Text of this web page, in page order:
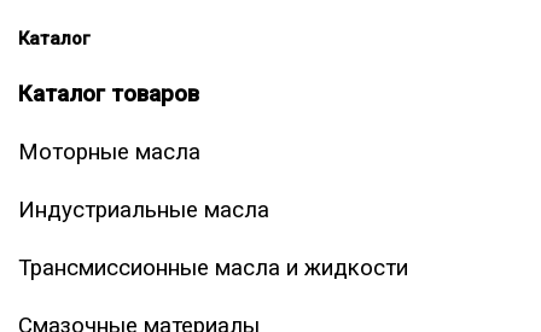
Каталог
Каталог товаров
Моторные масла
Индустриальные масла
Трансмиссионные масла и жидкости
Смазочные материалы